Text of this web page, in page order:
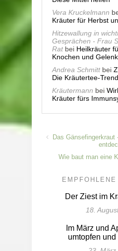
Vera Kruckelmann
Kräuter für Herbst
Hitzewallung in
Gesprächen - Frau
Ratbei Heilkräuter
Knochen und
Andrea Schmittbei
Die Kräutertee-
Kräutermann bei
Kräuter fürs
Das Gänsefingerkraut
Wie baut man eine
Der Ziest im
18.
Im März und
umtopfen